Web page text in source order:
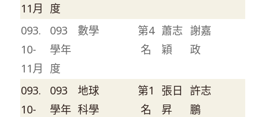
11月
度
093.
10-
11月
093
學年
度
數學
第4
名
蕭志
穎
謝嘉
政
093.
10-
093
學年
地球
科學
第1
名
張日
昇
許志
鵬